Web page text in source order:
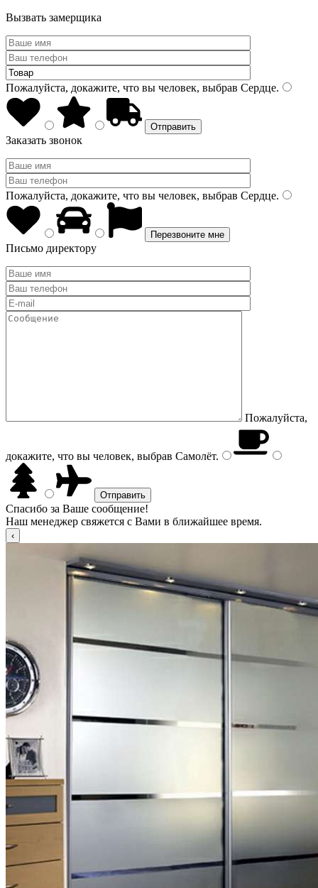
Вызвать замерщика
Пожалуйста, докажите, что вы человек, выбрав Сердце.
Заказать звонок
Пожалуйста, докажите, что вы человек, выбрав Сердце.
Письмо директору
Пожалуйста,
докажите, что вы человек, выбрав Самолёт.
Спасибо за Ваше сообщение!
Наш менеджер свяжется с Вами в ближайшее время.